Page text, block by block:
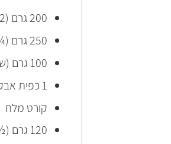
200 גרם (2 כוסות) שקד טחון, או
250 גרם (¾1 כוס) קמח לבן
100 גרם (שקית, או כוס פחות 2 כפות) אבקת סוכר
1 כפית אבקת אפייה
קורט מלח
120 גרם (½ כוס + 2 כפות) שמן צמחי